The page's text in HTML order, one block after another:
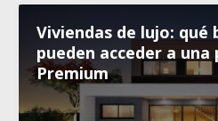
Viviendas de lujo: qué
pueden acceder a una
Premium